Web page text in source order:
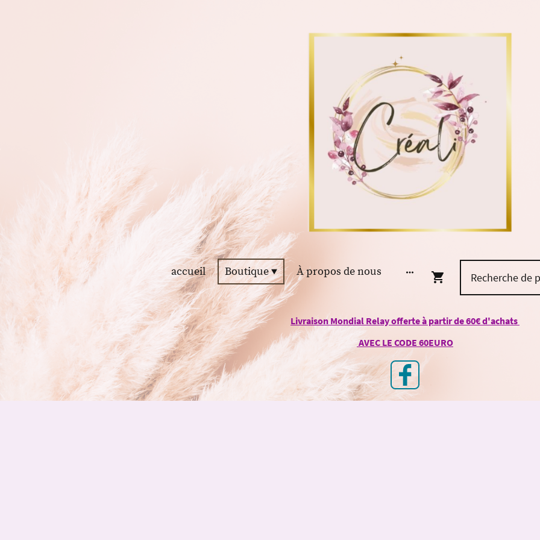
accueil Boutique À propos de nous
Livraison Mondial Relay offerte à partir de 60€ d'achats
AVEC LE CODE 60EURO